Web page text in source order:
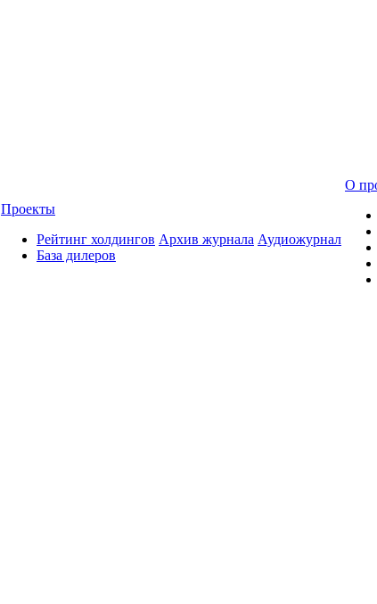
Проекты
Рейтинг холдингов
База дилеров
Архив журнала Аудиожурнал
О